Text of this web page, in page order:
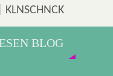
BLOG